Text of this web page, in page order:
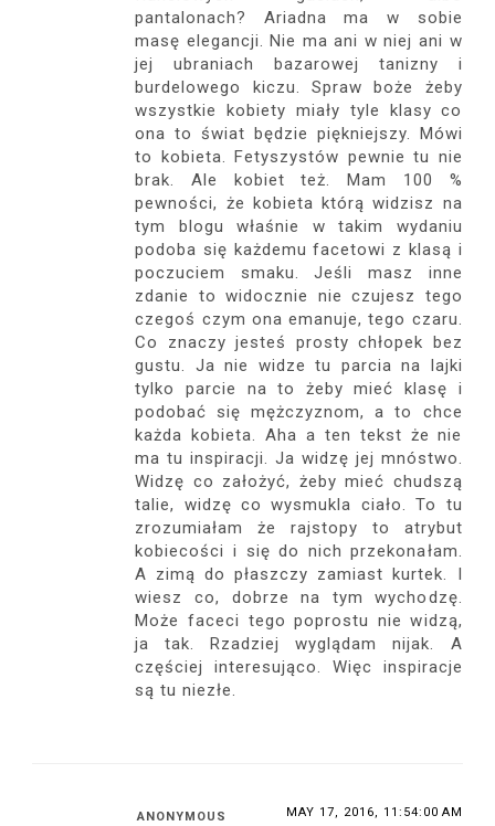
pantalonach? Ariadna ma w sobie
masę elegancji. Nie ma ani w niej ani w
jej ubraniach bazarowej tanizny i
burdelowego kiczu. Spraw boże żeby
wszystkie kobiety miały tyle klasy co
ona to świat będzie piękniejszy. Mówi
to kobieta. Fetyszystów pewnie tu nie
brak. Ale kobiet też. Mam 100 %
pewności, że kobieta którą widzisz na
tym blogu właśnie w takim wydaniu
podoba się każdemu facetowi z klasą i
poczuciem smaku. Jeśli masz inne
zdanie to widocznie nie czujesz tego
czegoś czym ona emanuje, tego czaru.
Co znaczy jesteś prosty chłopek bez
gustu. Ja nie widze tu parcia na lajki
tylko parcie na to żeby mieć klasę i
podobać się mężczyznom, a to chce
każda kobieta. Aha a ten tekst że nie
ma tu inspiracji. Ja widzę jej mnóstwo.
Widzę co założyć, żeby mieć chudszą
talie, widzę co wysmukla ciało. To tu
zrozumiałam że rajstopy to atrybut
kobiecości i się do nich przekonałam.
A zimą do płaszczy zamiast kurtek. I
wiesz co, dobrze na tym wychodzę.
Może faceci tego poprostu nie widzą,
ja tak. Rzadziej wyglądam nijak. A
częściej interesująco. Więc inspiracje
są tu niezłe.
ANONYMOUS MAY 17, 2016, 11:54:00 AM